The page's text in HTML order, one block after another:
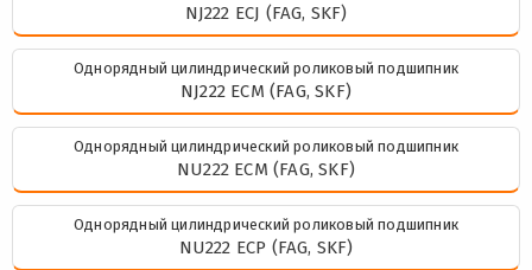
NJ222 ECJ (FAG, SKF)
Однорядный цилиндрический роликовый подшипник
NJ222 ECM (FAG, SKF)
Однорядный цилиндрический роликовый подшипник
NU222 ECM (FAG, SKF)
Однорядный цилиндрический роликовый подшипник
NU222 ECP (FAG, SKF)